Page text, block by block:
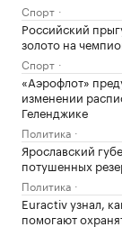
Спорт
Российский
золото на
Спорт
«Аэрофлот»
изменении
Геленджике
Политика
Ярославский
потушенных
Политика
Euractiv узнал,
помогают